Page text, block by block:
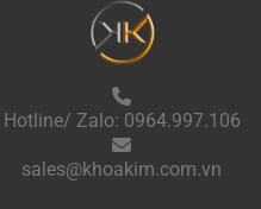
Hotline/ Zalo: 0964.997.106
sales@khoakim.com.vn